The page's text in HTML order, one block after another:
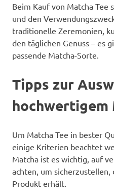
Beim Kauf von Matcha Tee
und den
traditionelle Zeremonien,
den täglichen Genuss – es
passende Matcha-Sorte.
Tipps zur
hochwertigem
Um Matcha Tee in bester
einige Kriterien beachtet
Matcha ist es wichtig, auf
achten, um sicherzustellen,
Produkt erhält.